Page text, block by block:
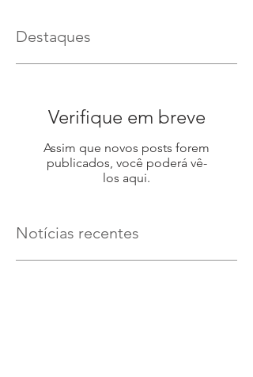
Destaques
Verifique em breve
Assim que novos posts forem
publicados, você poderá vê-
los aqui.
Notícias recentes